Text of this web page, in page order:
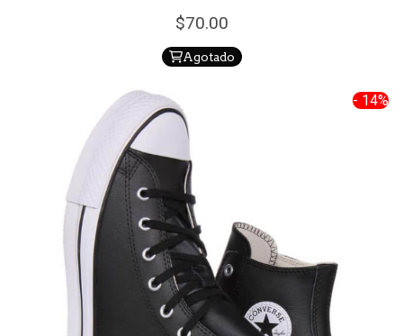
70.00
Agotado
- 14%